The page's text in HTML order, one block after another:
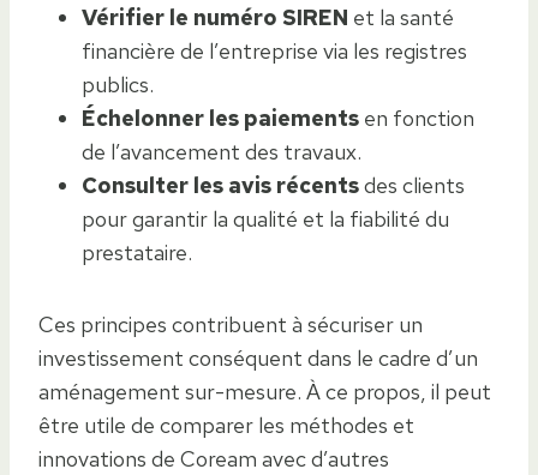
Vérifier le numéro SIREN et la santé
financière de l’entreprise via les registres
publics.
Échelonner les paiements en fonction
de l’avancement des travaux.
Consulter les avis récentsdes clients
pour garantir la qualité et la fiabilité du
prestataire.
Ces principes contribuent à sécuriser un
investissement conséquent dans le cadre d’un
aménagement sur-mesure. À ce propos, il peut
être utile de comparer les méthodes et
innovations de Coream avec d’autres